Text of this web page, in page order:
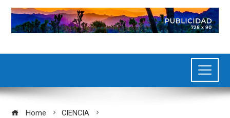
Home
CIENCIA